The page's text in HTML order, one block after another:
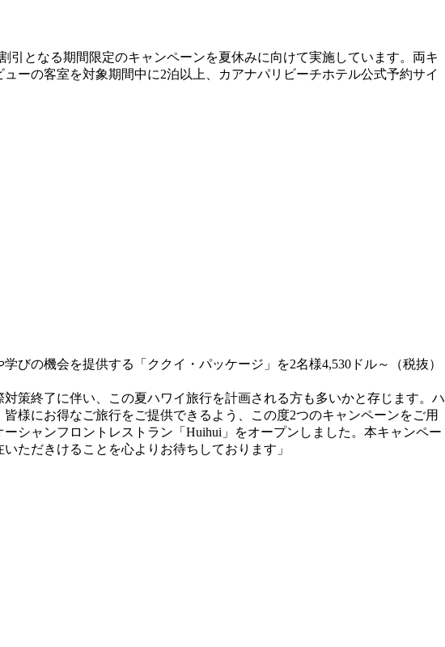
となる期間限定のキャンペーンを夏休みに向けて実施しています。両キ
ーの客室を対象期間中に2泊以上、カアナパリビーチホテル公式予約サイ
の機会を提供する「ククイ・パッケージ」を2名様4,530ドル～（税抜）
策終了に伴い、この夏ハワイ旅行を計画される方も多いかと存じます。ハ
様にお得なご旅行をご提供できるよう、この度2つのキャンペーンをご用
シャンフロントレストラン「Huihui」をオープンしました。本キャンペー
ただきけることを心よりお待ちしております」